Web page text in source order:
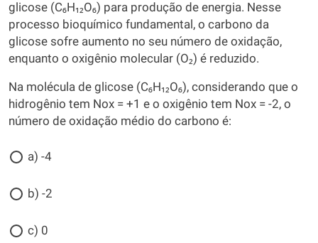
glicose (C₆H₁₂O₆) para produção de energia. Nesse
processo bioquímico fundamental, o carbono da
glicose sofre aumento no seu número de oxidação,
enquanto o oxigênio molecular (O₂) é reduzido.
Na molécula de glicose (C₆H₁₂O₆), considerando que o
hidrogênio tem Nox = +1 e o oxigênio tem Nox = -2, o
número de oxidação médio do carbono é:
a) -4
b) -2
c) 0